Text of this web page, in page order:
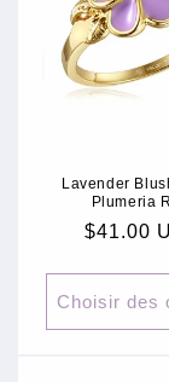
Lavender
Plumeria
Prix
$41.00
Choisir des